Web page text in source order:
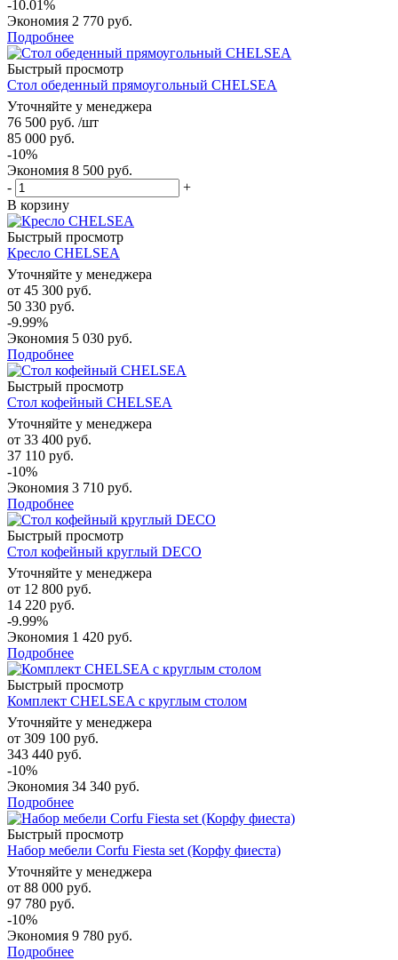
-10.01%
Экономия 2 770 руб.
Подробнее
Быстрый просмотр
Стол обеденный прямоугольный CHELSEA
Уточняйте у менеджера
76 500 руб. /шт
85 000 руб.
-10%
Экономия 8 500 руб.
-
+
В корзину
Быстрый просмотр
Кресло CHELSEA
Уточняйте у менеджера
от 45 300 руб.
50 330 руб.
-9.99%
Экономия 5 030 руб.
Подробнее
Быстрый просмотр
Стол кофейный CHELSEA
Уточняйте у менеджера
от 33 400 руб.
37 110 руб.
-10%
Экономия 3 710 руб.
Подробнее
Быстрый просмотр
Стол кофейный круглый DECO
Уточняйте у менеджера
от 12 800 руб.
14 220 руб.
-9.99%
Экономия 1 420 руб.
Подробнее
Быстрый просмотр
Комплект CHELSEA с круглым столом
Уточняйте у менеджера
от 309 100 руб.
343 440 руб.
-10%
Экономия 34 340 руб.
Подробнее
Быстрый просмотр
Набор мебели Corfu Fiesta set (Корфу фиеста)
Уточняйте у менеджера
от 88 000 руб.
97 780 руб.
-10%
Экономия 9 780 руб.
Подробнее